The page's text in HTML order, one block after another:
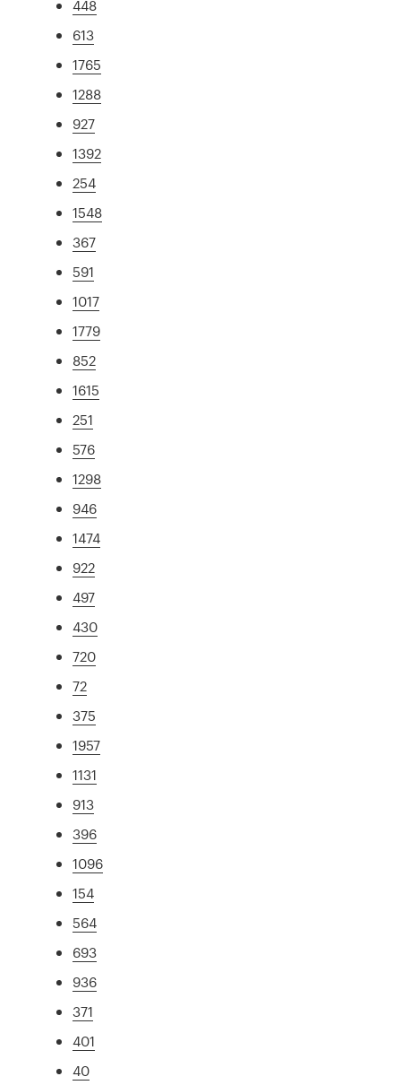
448
613
1765
1288
927
1392
254
1548
367
591
1017
1779
852
1615
251
576
1298
946
1474
922
497
430
720
72
375
1957
1131
913
396
1096
154
564
693
936
371
401
40